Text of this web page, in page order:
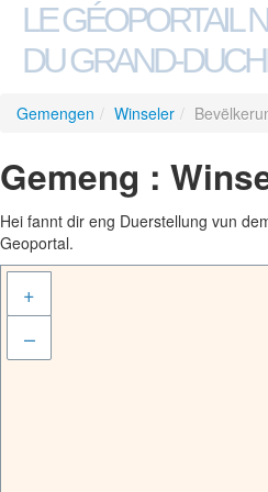
LE GÉOPORTAIL
DU GRAND-
Gemengen / Winseler /
Gemeng :
Hei fannt dir eng Duerstellung vun
Geoportal.
+
–